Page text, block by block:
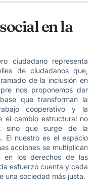
en la
ciudadano representa
de ciudadanos que,
de la inclusión en
nos proponemos dar
que transforman la
cooperativo y la
el cambio estructural no
sino que surge de la
El nuestro es el espacio
acciones se multiplican
en los derechos de las
esfuerzo cuenta y cada
una sociedad más justa.